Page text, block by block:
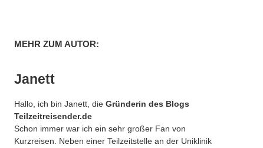
MEHR ZUM AUTOR:
Janett
Hallo, ich bin Janett, die Gründerin des Blogs
Teilzeitreisender.de
Schon immer war ich ein sehr großer Fan von
Kurzreisen. Neben einer Teilzeitstelle an der Uniklinik